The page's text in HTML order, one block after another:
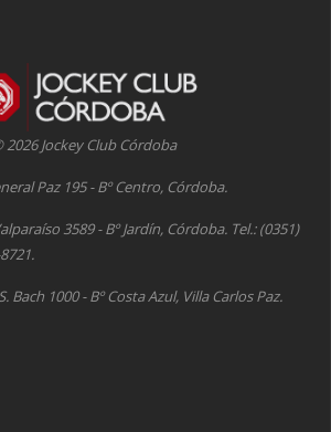
2026 Jockey Club Córdoba
Paz 195 - Bº Centro, Córdoba.
3589 - Bº Jardín, Córdoba. Tel.: (0351)
Bach 1000 - Bº Costa Azul, Villa Carlos Paz.